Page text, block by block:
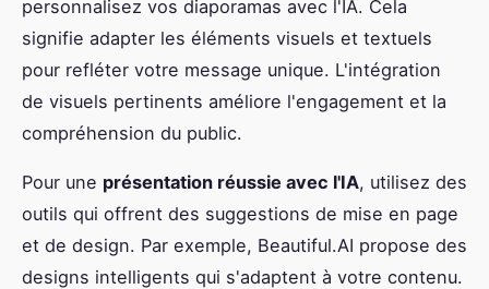
personnalisez vos diaporamas avec l'IA. Cela
signifie adapter les éléments visuels et textuels
pour refléter votre message unique. L'intégration
de visuels pertinents améliore l'engagement et la
compréhension du public.
Pour une présentation réussie avec l'IA, utilisez des
outils qui offrent des suggestions de mise en page
et de design. Par exemple, Beautiful.AI propose des
designs intelligents qui s'adaptent à votre contenu.